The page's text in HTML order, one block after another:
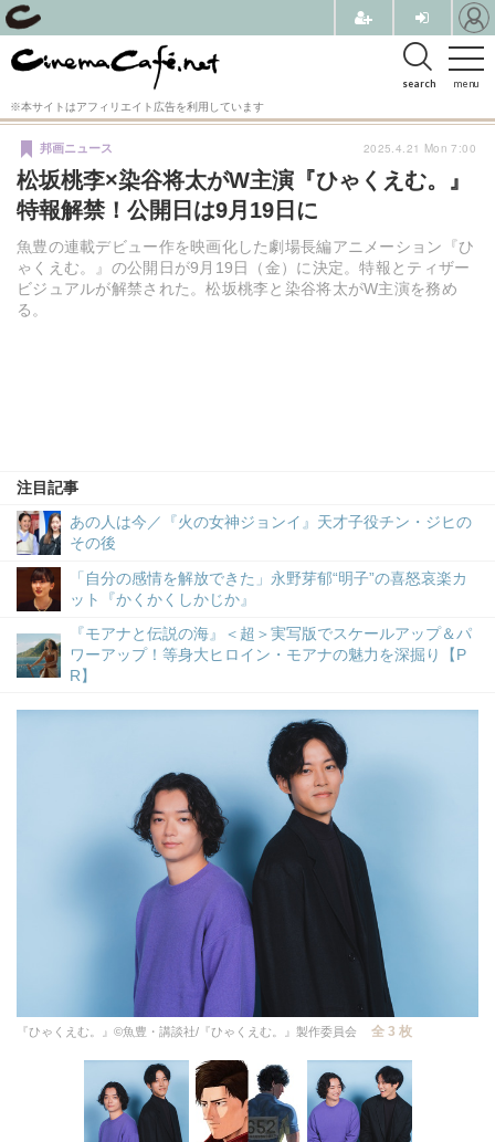
menu
search
※本サイトはアフィリエイト広告を利用しています
松坂桃李×染谷将太がW主演『ひゃくえむ。』
特報解禁！公開日は9月19日に
魚豊の連載デビュー作を映画化した劇場長編アニメーション『ひ
ゃくえむ。』の公開日が9月19日（金）に決定。特報とティザー
ビジュアルが解禁された。松坂桃李と染谷将太がW主演を務め
る。
邦画ニュース
注目記事
あの人は今／『火の女神ジョンイ』天才子役チン・ジヒの
その後
「自分の感情を解放できた」永野芽郁“明子”の喜怒哀楽カ
ット『かくかくしかじか』
『モアナと伝説の海』＜超＞実写版でスケールアップ＆パ
ワーアップ！等身大ヒロイン・モアナの魅力を深掘り【P
R】
2025.4.21 Mon 7:00
『ひゃくえむ。』©魚豊・講談社/『ひゃくえむ。』製作委員会 全 3 枚